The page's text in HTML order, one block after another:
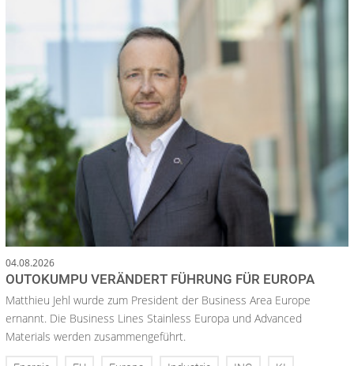
04.08.2026
OUTOKUMPU VERÄNDERT FÜHRUNG FÜR EUROPA
Matthieu Jehl wurde zum President der Business Area Europe
ernannt. Die Business Lines Stainless Europa und Advanced
Materials werden zusammengeführt.